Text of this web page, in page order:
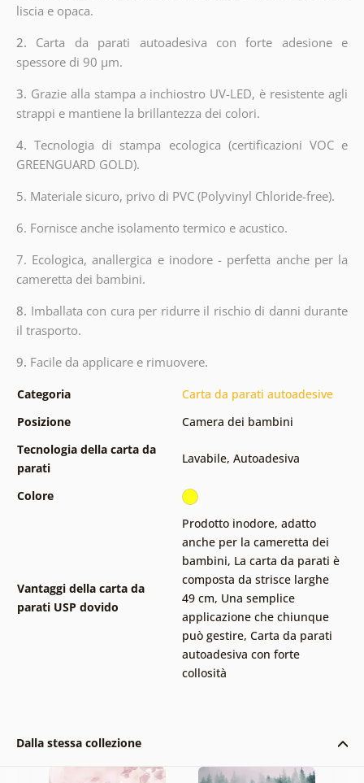
liscia e opaca.
2. Carta da parati autoadesiva con forte adesione e
spessore di 90 µm.
3. Grazie alla stampa a inchiostro UV-LED, è resistente agli
strappi e mantiene la brillantezza dei colori.
4.Tecnologia di stampa ecologica (certificazioni VOC e
GREENGUARD GOLD).
5. Materiale sicuro, privo di PVC (Polyvinyl Chloride-free).
6. Fornisce anche isolamento termico e acustico.
7. Ecologica, anallergica e inodore - perfetta anche per la
cameretta dei bambini.
8. Imballata con cura per ridurre il rischio di danni durante
il trasporto.
9. Facile da applicare e rimuovere.
Categoria
Carta da parati autoadesive
Posizione
Camera dei bambini
Tecnologia della carta da
parati
Lavabile, Autoadesiva
Colore
Vantaggi della carta da
parati USP dovido
Prodotto inodore, adatto
anche per la cameretta dei
bambini, La carta da parati è
composta da strisce larghe
49 cm, Una semplice
applicazione che chiunque
può gestire, Carta da parati
autoadesiva con forte
collosità
Dalla stessa collezione